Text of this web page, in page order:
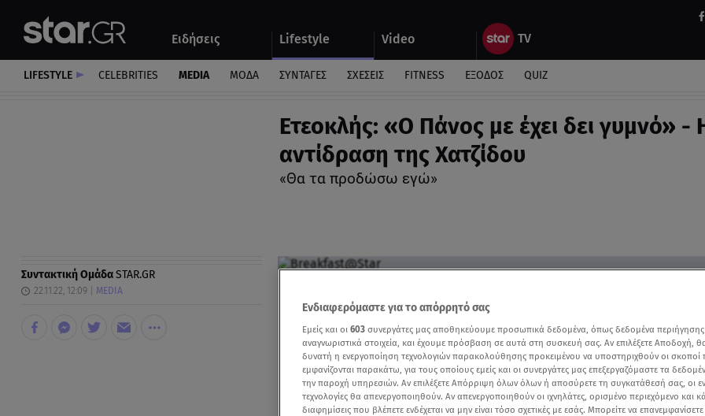
Ειδήσεις Lifestyle Video
Αυτοκίνητο
LIFESTYLE CELEBRITIES MEDIA ΜΟΔΑ ΣΥΝΤΑΓΕΣ ΣΧΕΣΕΙΣ FITNESS ΕΞΟΔΟΣ QUIZ
Ετεοκλής: «Ο Πάνος με έχει δει γυμνό» -
αντίδραση της Χατζίδου
«Θα τα προδώσω εγώ»
Συντακτική ΟμάδαSTAR.GR
22.11.22, 12:09 MEDIA
Ενδιαφερόμαστε για το απόρρητό σας
Εμείς και οι 603 συνεργάτες μας αποθηκεύουμε προσωπικά δεδομένα, όπως δεδομένα
αναγνωριστικά στοιχεία, και έχουμε πρόσβαση σε αυτά στη συσκευή σας. Αν επιλέξετε Αποδοχή,
δυνατή η ενεργοποίηση τεχνολογιών παρακολούθησης προκειμένου να υποστηριχθούν οι σκοποί
εμφανίζονται παρακάτω, για τους οποίους εμείς και οι συνεργάτες μας επεξεργαζόμαστε τα
την παροχή υπηρεσιών. Αν επιλέξετε Απόρριψη όλων όλων ή αποσύρετε τη συγκατάθεσή σας, οι
τεχνολογίες θα απενεργοποιηθούν. Αν απενεργοποιηθούν οι ιχνηλάτες, ορισμένο περιεχόμενο και
διαφημίσεις που βλέπετε ενδέχεται να μην είναι τόσο σχετικές με εσάς. Μπορείτε να